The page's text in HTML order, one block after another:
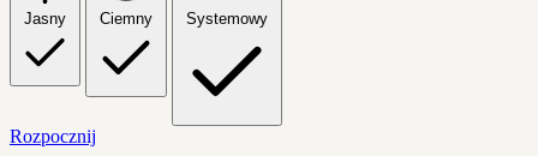
Jasny Ciemny Systemowy
Rozpocznij